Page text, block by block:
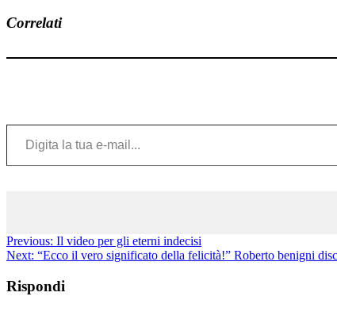
Correlati
Digita la tua e-mail...
Previous: Il video per gli eterni indecisi
Next: “Ecco il vero significato della felicità!” Roberto benigni
Rispondi